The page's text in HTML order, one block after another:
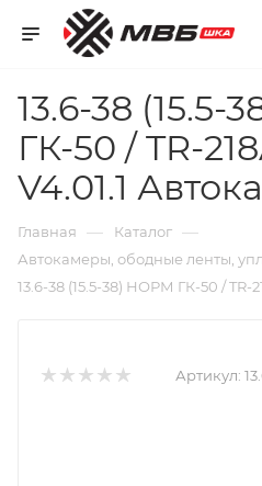
13.6-38
ГК-50 / TR-
V4.01.1
Главная — Каталог —
Автокамеры, ободные ленты,
13.6-38 (15.5-38) НОРМ ГК-50 / TR-
Артикул: